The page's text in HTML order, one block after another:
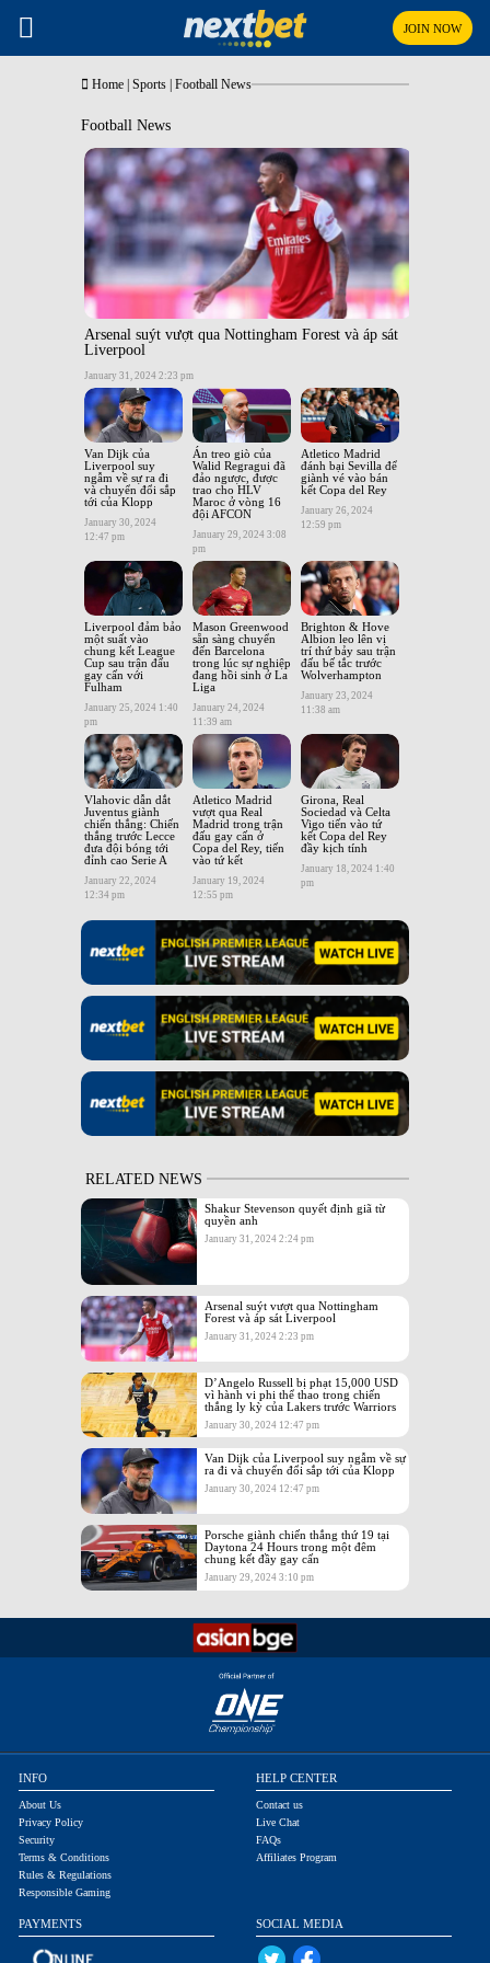
JOIN NOW
Home Sports Football News
Football News
Arsenal suýt vượt qua Nottingham Forest và áp sát
Liverpool
January 31, 2024 2:23 pm
Van Dijk của
Liverpool suy
ngẫm về sự ra đi
và chuyển đổi sắp
tới của Klopp
January 30, 2024
12:47 pm
Án treo giò của
Walid Regragui đã
đảo ngược, được
trao cho HLV
Maroc ở vòng 16
đội AFCON
January 29, 2024 3:08
pm
Atletico Madrid
đánh bại Sevilla để
giành vé vào bán
kết Copa del Rey
January 26, 2024
12:59 pm
Liverpool đảm bảo
một suất vào
chung kết League
Cup sau trận đấu
gay cấn với
Fulham
January 25, 2024 1:40
pm
Mason Greenwood
sẵn sàng chuyển
đến Barcelona
trong lúc sự nghiệp
đang hồi sinh ở La
Liga
January 24, 2024
11:39 am
Brighton & Hove
Albion leo lên vị
trí thứ bảy sau trận
đấu bế tắc trước
Wolverhampton
January 23, 2024
11:38 am
Vlahovic dẫn dắt
Juventus giành
chiến thắng: Chiến
thắng trước Lecce
đưa đội bóng tới
đỉnh cao Serie A
January 22, 2024
12:34 pm
Atletico Madrid
vượt qua Real
Madrid trong trận
đấu gay cấn ở
Copa del Rey, tiến
vào tứ kết
January 19, 2024
12:55 pm
Girona, Real
Sociedad và Celta
Vigo tiến vào tứ
kết Copa del Rey
đầy kịch tính
January 18, 2024 1:40
pm
RELATED NEWS
Shakur Stevenson quyết định giã từ
quyền anh
January 31, 2024 2:24 pm
Arsenal suýt vượt qua Nottingham
Forest và áp sát Liverpool
January 31, 2024 2:23 pm
D’Angelo Russell bị phạt 15,000 USD
vì hành vi phi thể thao trong chiến
thắng ly kỳ của Lakers trước Warriors
January 30, 2024 12:47 pm
Van Dijk của Liverpool suy ngẫm về sự
ra đi và chuyển đổi sắp tới của Klopp
January 30, 2024 12:47 pm
Porsche giành chiến thắng thứ 19 tại
Daytona 24 Hours trong một đêm
chung kết đầy gay cấn
January 29, 2024 3:10 pm
INFO
About Us
Privacy Policy
Security
Terms & Conditions
Rules & Regulations
Responsible Gaming
HELP CENTER
Contact us
Live Chat
FAQs
Affiliates Program
PAYMENTS SOCIAL MEDIA